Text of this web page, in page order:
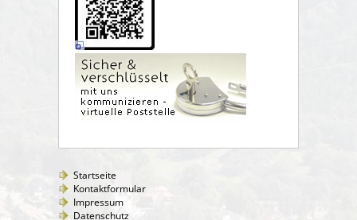
Startseite
Kontaktformular
Impressum
Datenschutz